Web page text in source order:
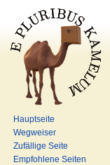
Hauptseite
Wegweiser
Zufällige Seite
Empfohlene Seiten